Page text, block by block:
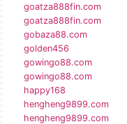
goatza888fin.com
goatza888fin.com
gobaza88.com
golden456
gowingo88.com
gowingo88.com
happy168
hengheng9899.com
hengheng9899.com